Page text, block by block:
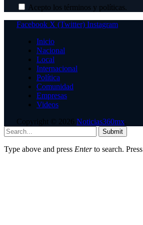
Acepto los términos y políticas.
Facebook X (Twitter) Instagram
Inicio
Nacional
Local
Internacional
Política
Comunidad
Empresas
Videos
Copyright © 2026 Noticias360mx
Submit
Type above and press Enterto search. Press